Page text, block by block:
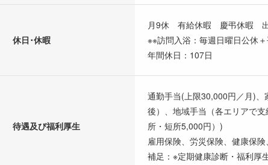
休日･休暇
月9休 有給休暇 慶弔休暇
※※訪問入浴：毎週日曜日公休
年間休日：107日
待遇及び福利厚生
通勤手当(上限30,000円／月)
後）、地域手当（各エリアで
所・短所5,000円）)
雇用保険、労災保険、健康保
補足：※定期健康診断・福利厚